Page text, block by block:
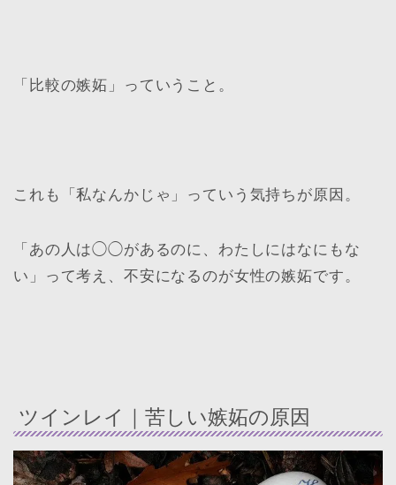
「比較の嫉妬」っていうこと。
これも「私なんかじゃ」っていう気持ちが原因。
「あの人は◯◯があるのに、わたしにはなにもな
い」って考え、不安になるのが女性の嫉妬です。
ツインレイ｜苦しい嫉妬の原因